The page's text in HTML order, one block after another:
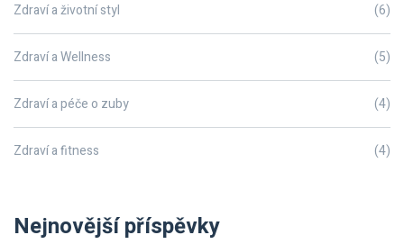
Zdraví a životní styl (6)
Zdraví a Wellness (5)
Zdraví a péče o zuby (4)
Zdraví a fitness (4)
Nejnovější příspěvky